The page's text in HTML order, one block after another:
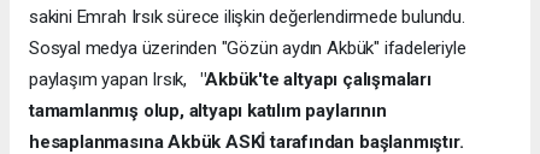
sakini Emrah Irsık sürece ilişkin değerlendirmede bulundu.
Sosyal medya üzerinden "Gözün aydın Akbük" ifadeleriyle
paylaşım yapan Irsık,
"Akbük'te altyapı çalışmaları
tamamlanmış olup, altyapı katılım paylarının
hesaplanmasına Akbük ASKİ tarafından başlanmıştır.